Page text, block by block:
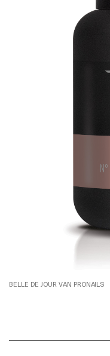
BELLE DE JOUR VAN PRONAILS